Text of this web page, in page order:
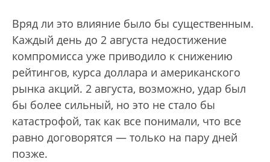
Вряд ли это влияние было бы существенным.
Каждый день до 2 августа недостижение
компромисса уже приводило к снижению
рейтингов, курса доллара и американского
рынка акций. 2 августа, возможно, удар был
бы более сильный, но это не стало бы
катастрофой, так как все понимали, что все
равно договорятся — только на пару дней
позже.